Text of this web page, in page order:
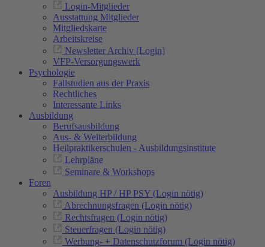
Login-Mitglieder
Ausstattung Mitglieder
Mitgliedskarte
Arbeitskreise
Newsletter Archiv [Login]
VFP-Versorgungswerk
Psychologie
Fallstudien aus der Praxis
Rechtliches
Interessante Links
Ausbildung
Berufsausbildung
Aus- & Weiterbildung
Heilpraktikerschulen - Ausbildungsinstitute
Lehrpläne
Seminare & Workshops
Foren
Ausbildung HP / HP PSY (Login nötig)
Abrechnungsfragen (Login nötig)
Rechtsfragen (Login nötig)
Steuerfragen (Login nötig)
Werbung- + Datenschutzforum (Login nötig)